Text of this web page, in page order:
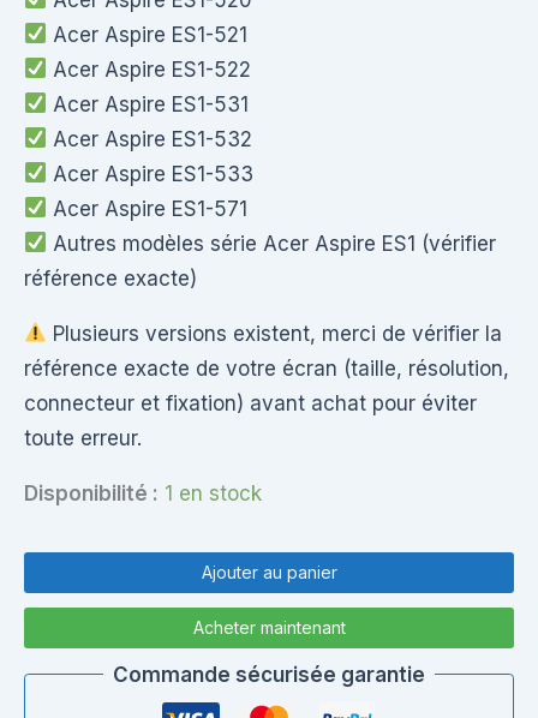
Acer Aspire ES1-521
Acer Aspire ES1-522
Acer Aspire ES1-531
Acer Aspire ES1-532
Acer Aspire ES1-533
Acer Aspire ES1-571
Autres modèles série Acer Aspire ES1 (vérifier
référence exacte)
Plusieurs versions existent, merci de vérifier la
référence exacte de votre écran (taille, résolution,
connecteur et fixation) avant achat pour éviter
toute erreur.
Disponibilité : 1 en stock
Écran
LCD
Ajouter au panier
Acheter maintenant
Commande sécurisée garantie